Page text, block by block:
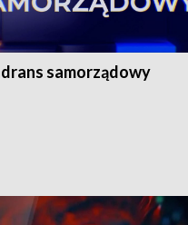
samorządowy